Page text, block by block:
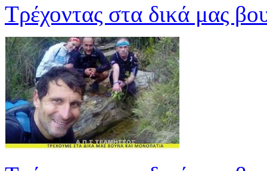
Τρέχοντας στα δικά μας